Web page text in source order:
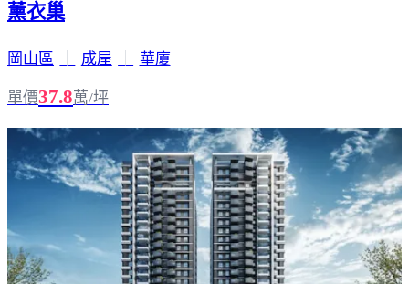
薰衣巢
岡山區 成屋 華廈
單價37.8萬/坪